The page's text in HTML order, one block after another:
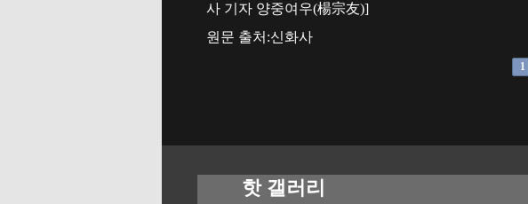
사 기자 양중여우(楊宗友)]
원문 출처:신화사
1
핫 갤러리